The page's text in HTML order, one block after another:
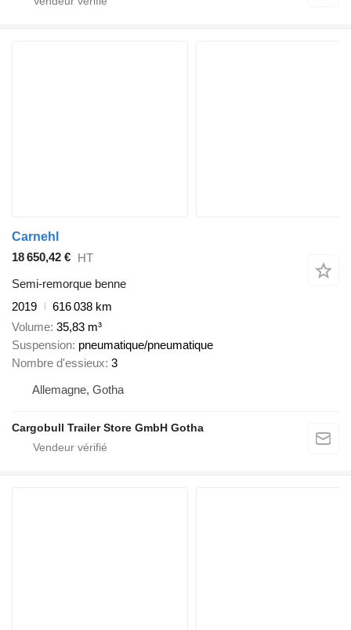
Carnehl
18 650,42 €
HT
Semi-remorque benne
2019
616 038 km
Volume 35,83 m³
Suspension pneumatique/pneumatique
Nombre d'essieux 3
Allemagne, Gotha
Cargobull Trailer Store GmbH Gotha